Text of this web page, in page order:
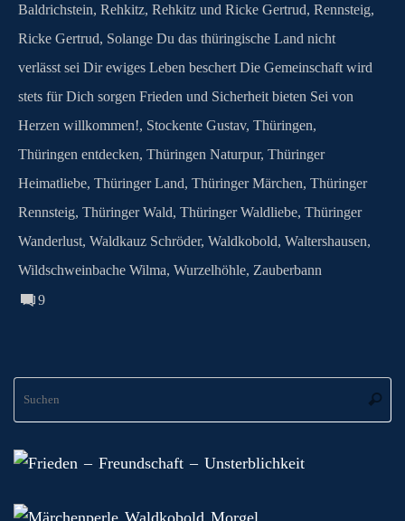
Baldrichstein, Rehkitz, Rehkitz und Ricke Gertrud, Rennsteig,
Ricke Gertrud, Solange Du das thüringische Land nicht
verlässt sei Dir ewiges Leben beschert Die Gemeinschaft wird
stets für Dich sorgen Frieden und Sicherheit bieten Sei von
Herzen willkommen!, Stockente Gustav, Thüringen,
Thüringen entdecken, Thüringen Naturpur, Thüringer
Heimatliebe, Thüringer Land, Thüringer Märchen, Thüringer
Rennsteig, Thüringer Wald, Thüringer Waldliebe, Thüringer
Wanderlust, Waldkauz Schröder, Waldkobold, Waltershausen,
Wildschweinbache Wilma, Wurzelhöhle, Zauberbann
9